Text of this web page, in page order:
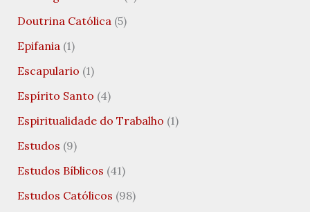
Doutrina Católica(5)
Epifania(1)
Escapulario (1)
Espírito Santo (4)
Espiritualidade do Trabalho (1)
Estudos (9)
Estudos Bíblicos (41)
Estudos Católicos (98)